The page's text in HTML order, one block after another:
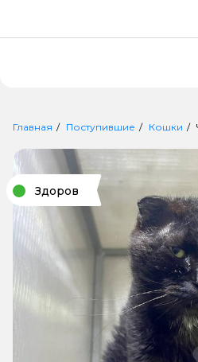
Главная Поступившие Кошки
Здоров